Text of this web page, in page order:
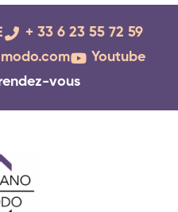
+ 33 6 23 55 72 59
Youtube
vous